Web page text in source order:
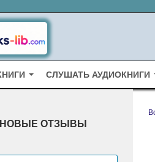
СЛУШАТЬ АУДИОКНИГИ
НОВЫЕ ОТЗЫВЫ